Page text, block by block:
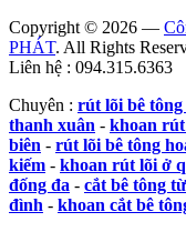
Copyright © 2026 —
PHÁT. All Rights
Liên hệ : 094.315.6363
Chuyên : rút lõi bê tông
thanh xuân - khoan
biên - rút lõi bê tông
kiếm - khoan rút lõi ở
đống đa - cắt bê tông
đình - khoan cắt bê